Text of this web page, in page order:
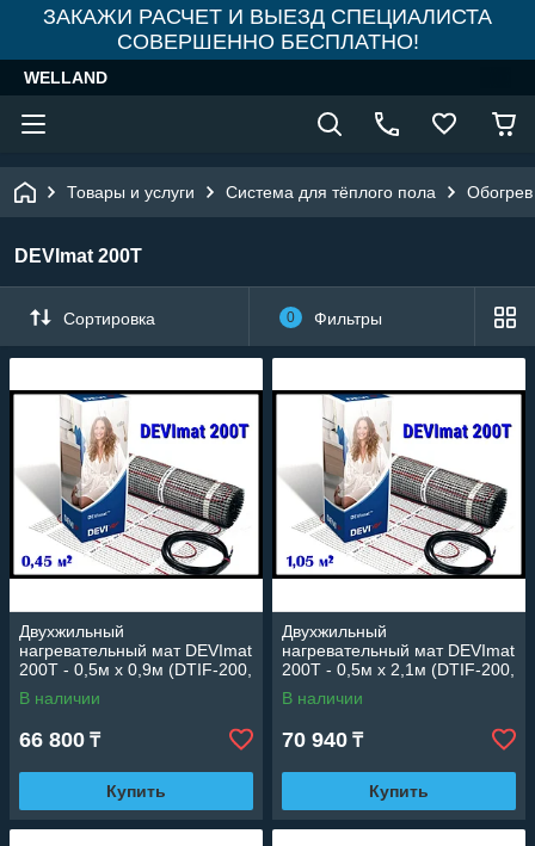
ЗАКАЖИ РАСЧЕТ И ВЫЕЗД СПЕЦИАЛИСТА
СОВЕРШЕННО БЕСПЛАТНО!
WELLAND
Товары и услуги Система для тёплого пола
DEVImat 200T
Сортировка 0 Фильтры
Двухжильный
нагревательный мат DEVImat
200T - 0,5м х 0,9м (DTIF-200,
площадь: 0,45 м2.,
мощность: 87 Вт)
В наличии
66 800 ₸
Купить
Двухжильный
нагревательный мат DEVImat
200T - 0,5м х 2,1м (DTIF-200,
площадь: 1,05 м2.,
мощность: 215 Вт)
В наличии
70 940 ₸
Купить